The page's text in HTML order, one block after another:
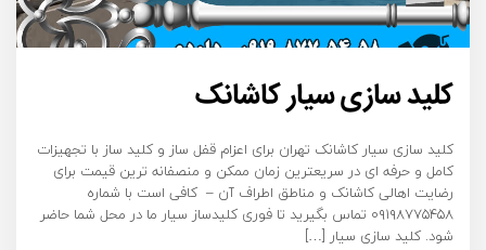
کلید سازی سیار کاشانک
کلید سازی سیار کاشانک تهران برای اعزام قفل ساز و کلید ساز با تجهیزات
کامل و حرفه ای در سریعترین زمان ممکن و منصفانه ترین قیمت برای
رضایت اهالی کاشانک و مناطق اطراف آن – کافی است با شماره
۰۹۱۹۸۷۷۵۴۵۸ تماس بگیرید تا فوری کلیدساز سیار ما در محل شما حاضر
شود. کلید سازی سیار […]